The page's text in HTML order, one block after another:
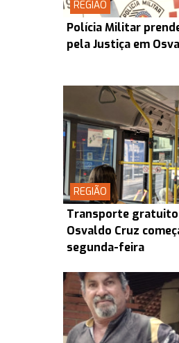
REGIÃO
Polícia Militar
pela Justiça em
REGIÃO
Transporte
Osvaldo Cruz
segunda-feira